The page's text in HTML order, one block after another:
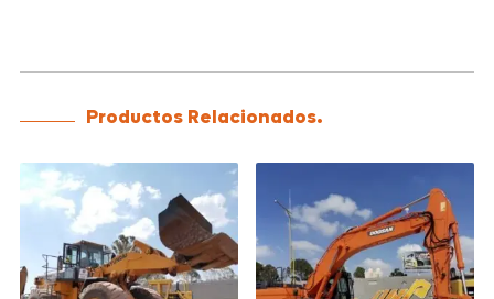
Productos Relacionados.